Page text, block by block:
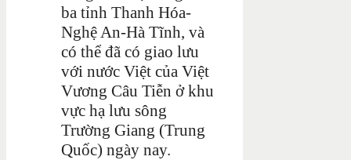
ba tỉnh Thanh Hóa-
Nghệ An-Hà Tĩnh, và
có thể đã có giao lưu
với nước Việt của Việt
Vương Câu Tiễn ở khu
vực hạ lưu sông
Trường Giang (Trung
Quốc) ngày nay.